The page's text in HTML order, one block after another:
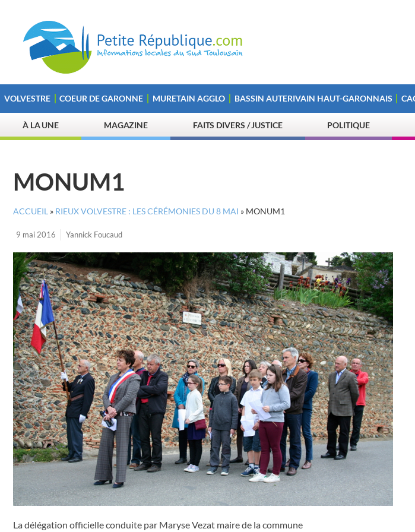
VOLVESTRE COEUR DE GARONNE MURETAIN AGGLO BASSIN AUTERIVAIN HAUT-GARONNAIS
À LA UNE MAGAZINE FAITS DIVERS / JUSTICE POLITIQUE
MONUM1
ACCUEIL » RIEUX VOLVESTRE : LES CÉRÉMONIES DU 8 MAI » MONUM1
9 mai 2016 Yannick Foucaud
La délégation officielle conduite par Maryse Vezat maire de la commune